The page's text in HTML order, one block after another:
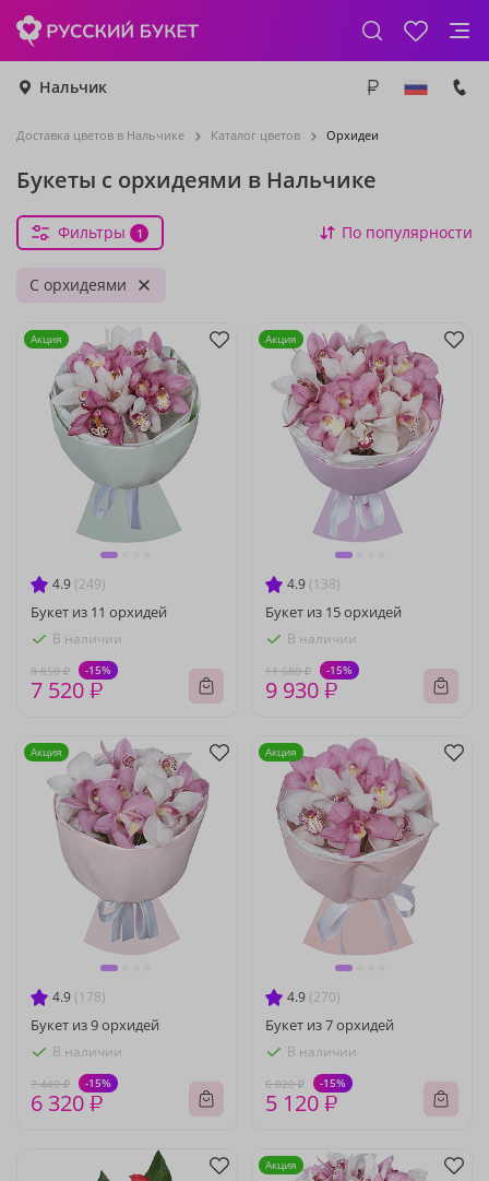
Нальчик
Доставка цветов в Нальчике Каталог цветов Орхидеи
Букеты с орхидеями в Нальчике
Фильтры 1 По популярности
С орхидеями
4.9 (249)
Букет из 11 орхидей
В наличии
8 850 ₽ -15%
7 520 ₽
Акция
4.9 (138)
Букет из 15 орхидей
В наличии
11 680 ₽ -15%
9 930 ₽
Акция
4.9 (178)
Букет из 9 орхидей
В наличии
7 440 ₽ -15%
6 320 ₽
Акция
4.9 (270)
Букет из 7 орхидей
В наличии
6 020 ₽ -15%
5 120 ₽
Акция
Акция